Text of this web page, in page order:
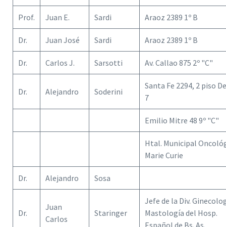
Prof. Juan E. Sardi Araoz 2389 1º B
Dr. Juan José Sardi Araoz 2389 1º B
Dr. Carlos J. Sarsotti Av. Callao 875 2º "C"
Dr. Alejandro Soderini
Santa Fe 2294, 2 piso
7
Emilio Mitre 48 9º "C"
Htal. Municipal
Marie Curie
Dr. Alejandro Sosa
Dr.
Juan
Carlos
Staringer
Jefe de la Div.
Mastología del Hosp.
Español de Bs. As.